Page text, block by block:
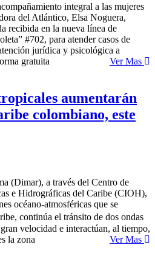
integral a las mujeres
del Atlántico, Elsa Noguera,
recibida en la nueva línea de
#702, para atender casos de
jurídica y psicológica a
gratuita
Ver Mas
aumentarán
colombiano, este
(Dimar), a través del Centro de
e Hidrográficas del Caribe (CIOH),
océano-atmosféricas que se
continúa el tránsito de dos ondas
velocidad e interactúan, al tiempo,
la zona
Ver Mas